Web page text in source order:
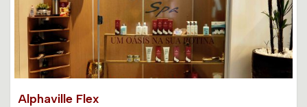
Alphaville Flex